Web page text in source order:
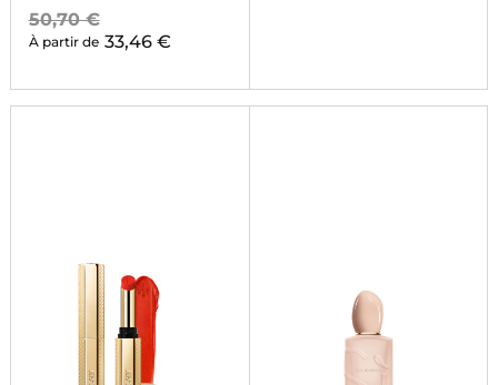
50,70 €
À partir de 33,46 €